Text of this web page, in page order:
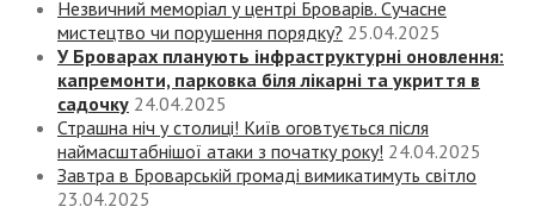
Незвичний меморіал у центрі Броварів. Сучасне
мистецтво чи порушення порядку? 25.04.2025
У Броварах планують інфраструктурні оновлення:
капремонти, парковка біля лікарні та укриття в
садочку 24.04.2025
Страшна ніч у столиці! Київ оговтується після
наймасштабнішої атаки з початку року! 24.04.2025
Завтра в Броварській громаді вимикатимуть світло
23.04.2025